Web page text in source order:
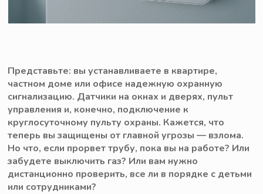
Представьте: вы устанавливаете в квартире,
частном доме или офисе надежную охранную
сигнализацию. Датчики на окнах и дверях, пульт
управления и, конечно, подключение к
круглосуточному пульту охраны. Кажется, что
теперь вы защищены от главной угрозы — взлома.
Но что, если прорвет трубу, пока вы на работе? Или
забудете выключить газ? Или вам нужно
дистанционно проверить, все ли в порядке с детьми
или сотрудниками?